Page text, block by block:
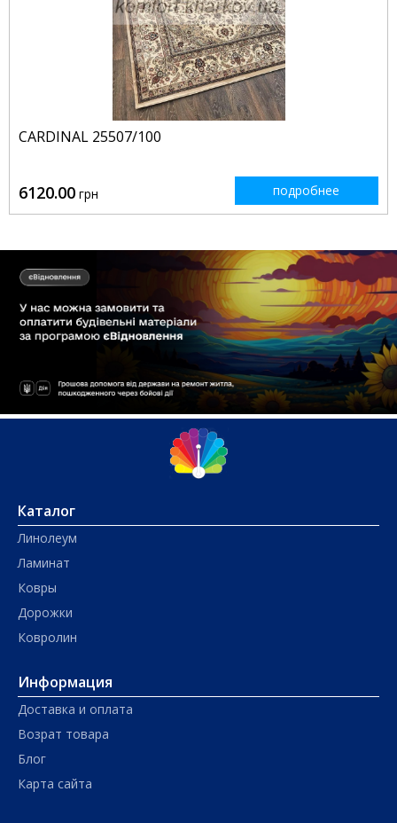
CARDINAL 25507/100
6120.00 грн подробнее
Каталог
Линолеум
Ламинат
Ковры
Дорожки
Ковролин
Информация
Доставка и оплата
Возрат товара
Блог
Карта сайта